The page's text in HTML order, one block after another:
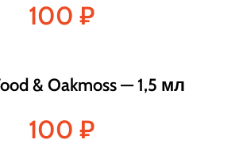
100 ₽
& Oakmoss — 1,5 мл
100 ₽